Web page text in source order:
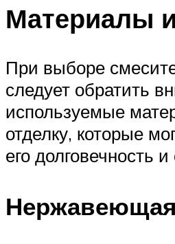
Материалы
При выборе
следует обратить
используемые
отделку, которые
его долговечность и